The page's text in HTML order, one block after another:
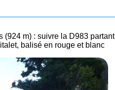
(924 m) : suivre la D983 partant
balisé en rouge et blanc